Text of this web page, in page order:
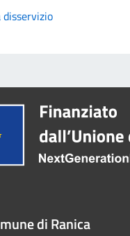
disservizio
di Ranica